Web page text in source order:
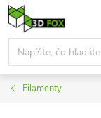
Prejsť
na
obsah
Filamenty